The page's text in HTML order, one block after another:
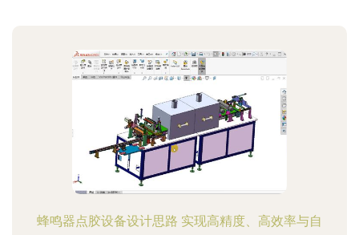
蜂鸣器点胶设备设计思路 实现高精度、高效率与自